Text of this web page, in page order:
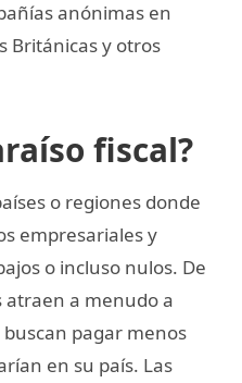
anónimas en
Británicas y otros
fiscal?
o regiones donde
empresariales y
o incluso nulos. De
atraen a menudo a
pagar menos
en su país. Las